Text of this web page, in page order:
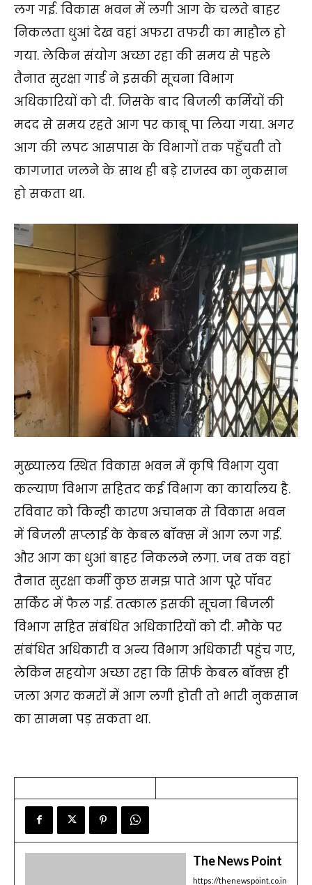
लग गई. विकास भवन में लगी आग के चलते बाहर
निकलता धुआं देख वहां अफरा तफरी का माहौल हो
गया. लेकिन संयोग अच्छा रहा की समय से पहले
तैनात सुरक्षा गार्ड ने इसकी सूचना विभाग
अधिकारियों को दी. जिसके बाद बिजली कर्मियों की
मदद से समय रहते आग पर काबू पा लिया गया. अगर
आग की लपट आसपास के विभागों तक पहुँचती तो
कागजात जलने के साथ ही बड़े राजस्व का नुकसान
हो सकता था.
मुख्यालय स्थित विकास भवन में कृषि विभाग युवा
कल्याण विभाग सहितद कई विभाग का कार्यालय है.
रविवार को किन्ही कारण अचानक से विकास भवन
में बिजली सप्लाई के केबल बॉक्स में आग लग गई.
और आग का धुआं बाहर निकलने लगा. जब तक वहां
तैनात सुरक्षा कर्मी कुछ समझ पाते आग पूरे पॉवर
सर्किट में फैल गई. तत्काल इसकी सूचना बिजली
विभाग सहित संबंधित अधिकारियों को दी. मौके पर
संबंधित अधिकारी व अन्य विभाग अधिकारी पहुंच गए,
लेकिन सहयोग अच्छा रहा कि सिर्फ केबल बॉक्स ही
जला अगर कमरों में आग लगी होती तो भारी नुकसान
का सामना पड़ सकता था.
The News Point
https://thenewspoint.co.in